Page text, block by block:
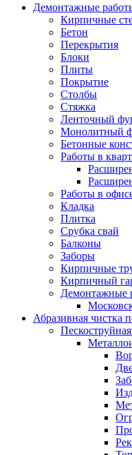
Демонтажные
Кирпичные
Бетон
Перекрытия
Блоки
Плиты
Покрытие
Столбы
Стяжка
Ленточный
Монолитный
Бетонные
Работы в
Работы в
Кладка
Плитка
Срубка свай
Балконы
Заборы
Кирпичные
Кирпичный
Демонтажные
Абразивная чистка